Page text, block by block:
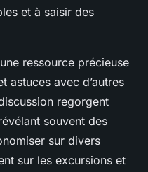
et à saisir des
ressource précieuse
astuces avec d’autres
regorgent
souvent des
sur divers
sur les excursions et